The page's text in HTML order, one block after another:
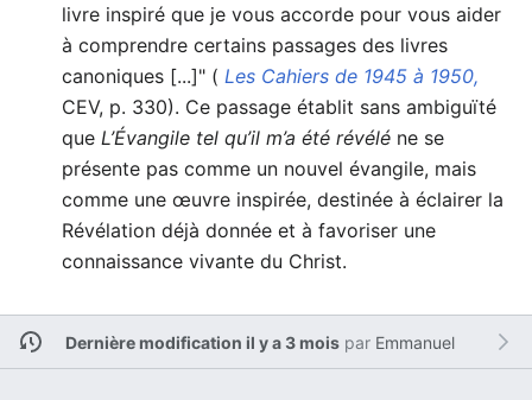
livre inspiré que je vous accorde pour vous aider
à comprendre certains passages des livres
canoniques [...]" ( Les Cahiers de 1945 à 1950,
CEV, p. 330). Ce passage établit sans ambiguïté
que L’Évangile tel qu’il m’a été révélé ne se
présente pas comme un nouvel évangile, mais
comme une œuvre inspirée, destinée à éclairer la
Révélation déjà donnée et à favoriser une
connaissance vivante du Christ.
Dernière modification il y a 3 moispar Emmanuel